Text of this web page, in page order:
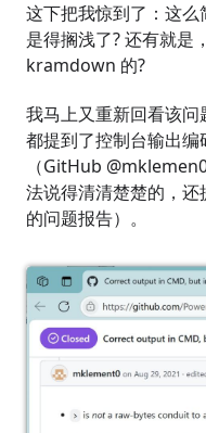
这下把我惊到了：这
是得搁浅了? 还有就是
kramdown 的?
我马上又重新回看该
都提到了控制台输出
（GitHub
法说得清清楚楚的，
的问题报告）。